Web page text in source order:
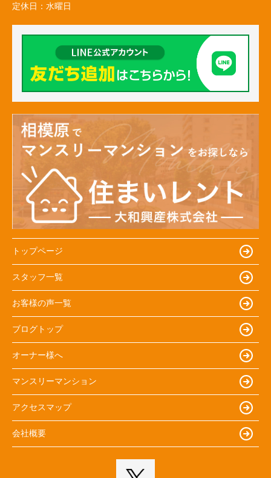
定休日： 水曜日
トップページ
スタッフ一覧
お客様の声一覧
ブログトップ
オーナー様へ
マンスリーマンション
アクセスマップ
会社概要